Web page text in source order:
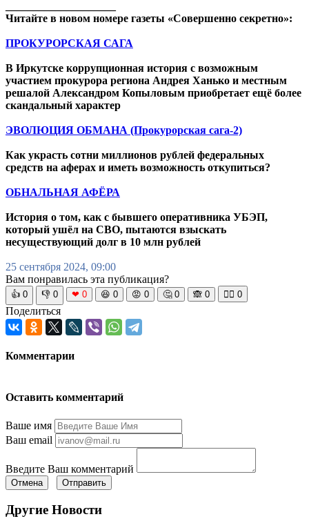
Читайте в новом номере газеты «Совершенно секретно»:
ПРОКУРОРСКАЯ САГА
В Иркутске коррупционная история с возможным
участием прокурора региона Андрея Ханько и местным
решалой Александром Копыловым приобретает ещё более
скандальный характер
ЭВОЛЮЦИЯ ОБМАНА (Прокурорская сага-2)
Как украсть сотни миллионов рублей федеральных
средств на аферах и иметь возможность откупиться?
ОБНАЛЬНАЯ АФЁРА
История о том, как с бывшего оперативника УБЭП,
который ушёл на СВО, пытаются взыскать
несуществующий долг в 10 млн рублей
25 сентября 2024, 09:00
Вам понравилась эта публикация?
👍 0 👎 0 ❤ 0 😆 0 😡 0 🤔 0 🙈 0 🧘‍♀️ 0
Поделиться
Комментарии
Оставить комментарий
Ваше имя
Ваш email
Введите Ваш комментарий
Отмена Отправить
Другие Новости